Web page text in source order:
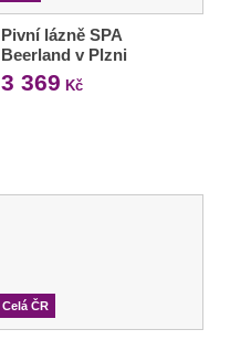
Pivní lázně SPA
Beerland v Plzni
3 369 Kč
Celá ČR